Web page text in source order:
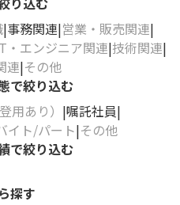
事務関連 営業・販売関連
・エンジニア関連 技術関連
連 その他
で絞り込む
用あり）
嘱託社員
イト/パート その他
で絞り込む
探す